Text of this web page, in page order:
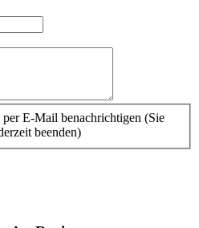
E-Mail benachrichtigen (Sie
beenden)